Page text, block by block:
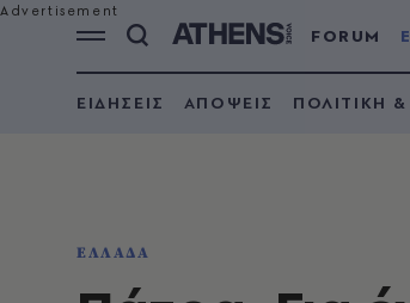
FORUM
ΕΙΔΗΣΕΙΣ ΑΠΟΨΕΙΣ ΠΟΛΙΤΙΚΗ
ΕΛΛΑΔΑ